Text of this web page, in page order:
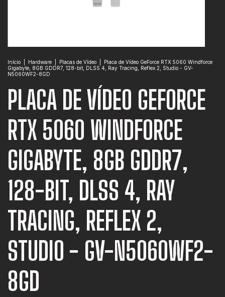
Início Hardware Placas de Vídeo
Placa de Vídeo GeForce RTX 5060 Windforce
Gigabyte, 8GB GDDR7, 128-bit, DLSS 4, Ray Tracing, Reflex 2, Studio - GV-
N5060WF2-8GD
PLACA DE VÍDEO GEFORCE
RTX 5060 WINDFORCE
GIGABYTE, 8GB GDDR7,
128-BIT, DLSS 4, RAY
TRACING, REFLEX 2,
STUDIO - GV-N5060WF2-
8GD